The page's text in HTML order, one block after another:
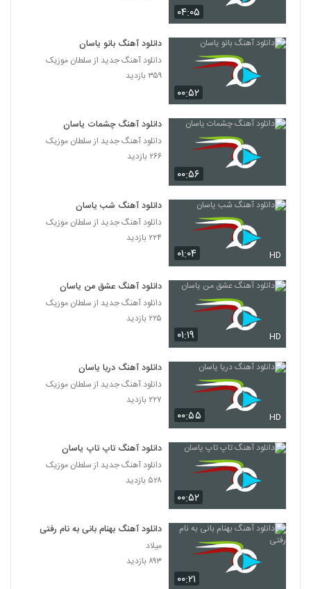
۰۴:۰۵
۰۰:۵۲
دانلود آهنگ بانو یاسان
دانلود آهنگ جدید از سلطان موزیک
۳۵۹ بازدید
۰۰:۵۶
دانلود آهنگ چشمات یاسان
دانلود آهنگ جدید از سلطان موزیک
۲۶۶ بازدید
۰۱:۰۴ HD
دانلود آهنگ شب یاسان
دانلود آهنگ جدید از سلطان موزیک
۲۲۴ بازدید
۰۱:۱۹ HD
دانلود آهنگ عشق من یاسان
دانلود آهنگ جدید از سلطان موزیک
۲۲۵ بازدید
۰۰:۵۵ HD
دانلود آهنگ دریا یاسان
دانلود آهنگ جدید از سلطان موزیک
۲۲۷ بازدید
۰۰:۵۲
دانلود آهنگ تاپ تاپ یاسان
دانلود آهنگ جدید از سلطان موزیک
۵۲۸ بازدید
۰۰:۲۱
دانلود آهنگ بهنام بانی به نام رفتی
میلاد
۸۹۳ بازدید